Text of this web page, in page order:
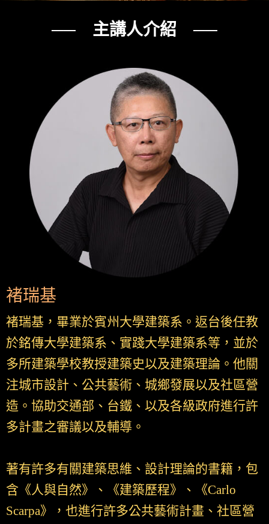
── 主講人介紹 ──
褚瑞基
褚瑞基，畢業於賓州大學建築系。返台後任教
於銘傳大學建築系、實踐大學建築系等，並於
多所建築學校教授建築史以及建築理論。他關
注城市設計、公共藝術、城鄉發展以及社區營
造。協助交通部、台鐵、以及各級政府進行許
多計畫之審議以及輔導。
著有許多有關建築思維、設計理論的書籍，包
含《人與自然》、《建築歷程》、《Carlo
Scarpa》，也進行許多公共藝術計畫、社區營